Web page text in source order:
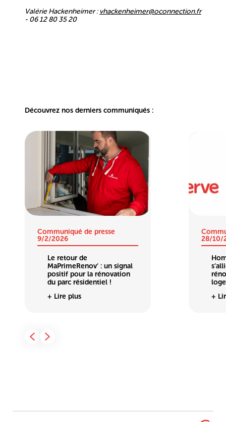
Valérie Hackenheimer : vhackenheimer@oconnection.fr
- 06 12 80 35 20
Découvrez nos derniers communiqués :
Communiqué de presse
9/2/2026
Le retour de
MaPrimeRenov’ : un signal
positif pour la rénovation
du parc résidentiel !
+ Lire plus
28/10/
+